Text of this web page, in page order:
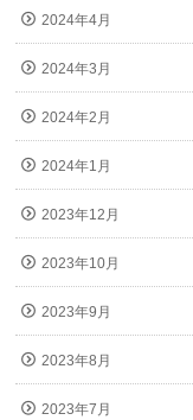
2024年4月
2024年3月
2024年2月
2024年1月
2023年12月
2023年10月
2023年9月
2023年8月
2023年7月